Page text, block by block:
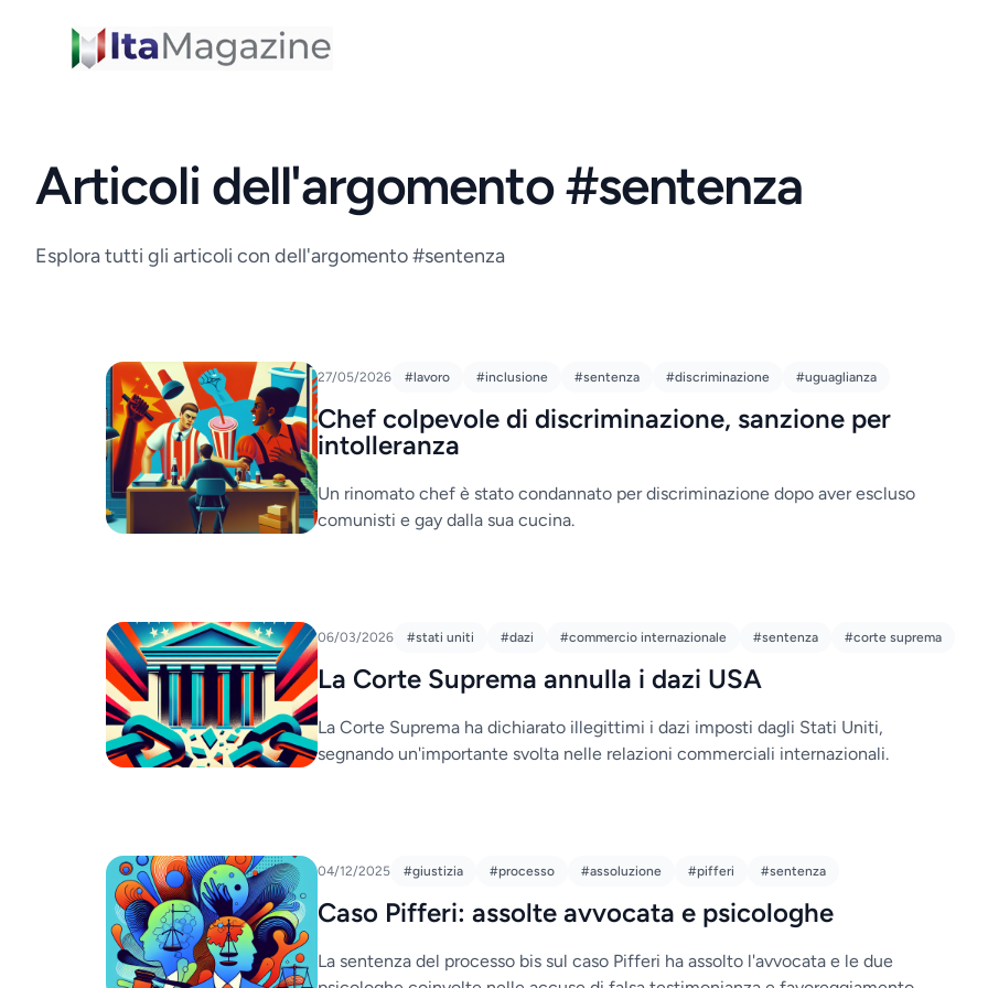
ItaMagazine
Articoli dell'argomento #sentenza
Esplora tutti gli articoli con dell'argomento #sentenza
27/05/2026 #lavoro #inclusione #sentenza #discriminazione #uguaglianza
Chef colpevole di discriminazione, sanzione per
intolleranza
Un rinomato chef è stato condannato per discriminazione dopo aver escluso
comunisti e gay dalla sua cucina.
06/03/2026 #stati uniti #dazi #commercio internazionale #sentenza #corte suprema
La Corte Suprema annulla i dazi USA
La Corte Suprema ha dichiarato illegittimi i dazi imposti dagli Stati Uniti,
segnando un'importante svolta nelle relazioni commerciali internazionali.
04/12/2025 #giustizia #processo #assoluzione #pifferi #sentenza
Caso Pifferi: assolte avvocata e psicologhe
La sentenza del processo bis sul caso Pifferi ha assolto l'avvocata e le due